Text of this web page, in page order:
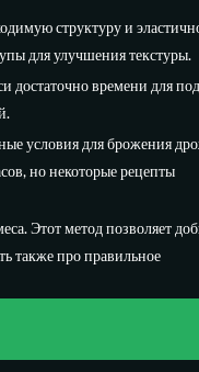
структуру и
для улучшения текстуры.
достаточно времени для
условия для брожения
но некоторые рецепты
Этот метод позволяет
также про правильное